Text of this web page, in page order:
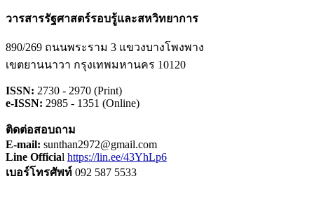
วารสารรัฐศาสตร์รอบรู้และสหวิทยาการ
890/269 ถนนพระราม 3 แขวงบางโพงพาง
เขตยานนาวา กรุงเทพมหานคร 10120
ISSN: 2730 - 2970 (Print)
e-ISSN: 2985 - 1351 (Online)
ติดต่อสอบถาม
E-mail: sunthan2972@gmail.com
Line Official https://lin.ee/43YhLp6
เบอร์โทรศัพท์ 092 587 5533